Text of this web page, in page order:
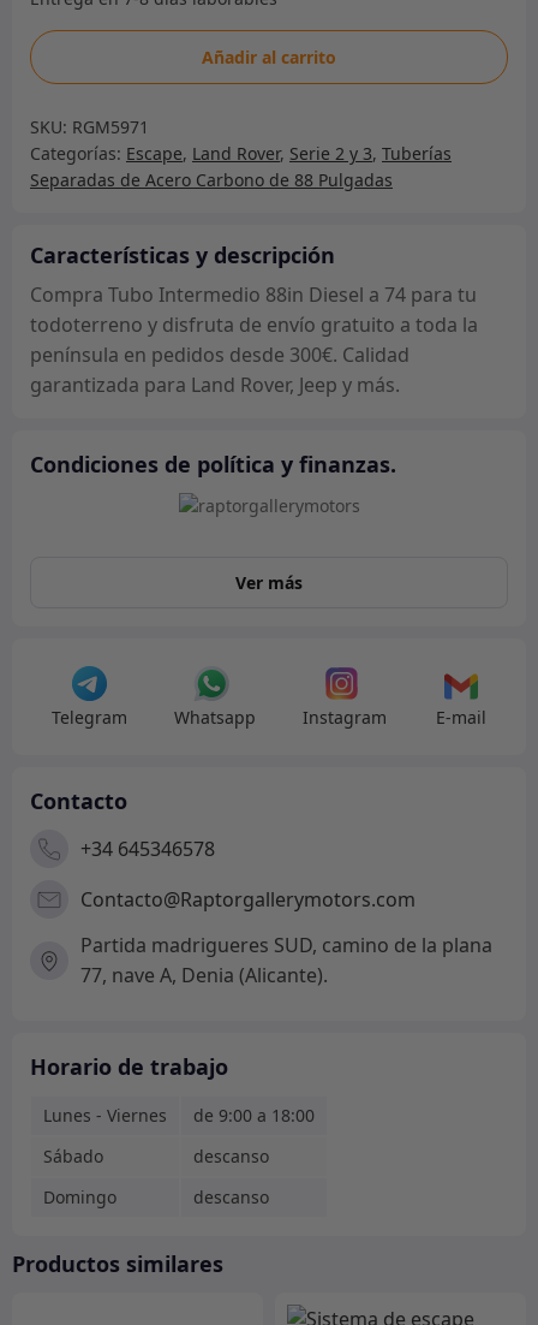
Tubo
Intermedio
Diesel
a
74
Añadir al carrito
SKU: RGM5971
Categorías: Escape, Land Rover, Serie 2 y 3, Tuberías
Separadas de Acero Carbono de 88 Pulgadas
Características y descripción
Compra Tubo Intermedio 88in Diesel a 74 para tu
todoterreno y disfruta de envío gratuito a toda la
península en pedidos desde 300€. Calidad
garantizada para Land Rover, Jeep y más.
Condiciones de política y finanzas.
Ver más
Telegram Whatsapp Instagram E-mail
Contacto
+34 645346578
Contacto@Raptorgallerymotors.com
Partida madrigueres SUD, camino de la plana
77, nave A, Denia (Alicante).
Horario de trabajo
Lunes - Viernes
de 9:00 a 18:00
Sábado
descanso
Domingo
descanso
Productos similares